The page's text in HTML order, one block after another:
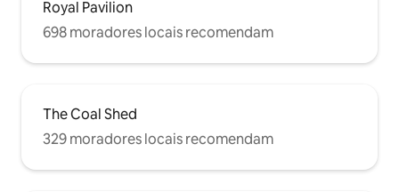
Estamos disponíveis por telefone ou
mensagem de texto durante a sua
estadia para ajudar com quaisquer
problemas ou dúvidas.
Royal Pavilion
698 moradores locais recomendam
The Coal Shed
329 moradores locais recomendam